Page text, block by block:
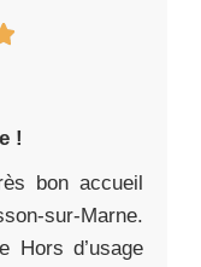
!
bon accueil
sur-Marne.
Hors d’usage